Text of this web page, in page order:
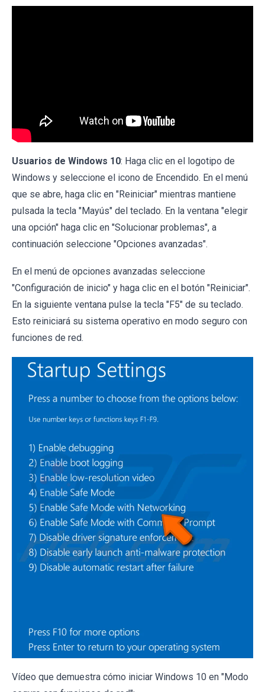
Usuarios de Windows 10: Haga clic en el logotipo de
Windows y seleccione el icono de Encendido. En el menú
que se abre, haga clic en "Reiniciar" mientras mantiene
pulsada la tecla "Mayús" del teclado. En la ventana "elegir
una opción" haga clic en "Solucionar problemas", a
continuación seleccione "Opciones avanzadas".
En el menú de opciones avanzadas seleccione
"Configuración de inicio" y haga clic en el botón "Reiniciar".
En la siguiente ventana pulse la tecla "F5" de su teclado.
Esto reiniciará su sistema operativo en modo seguro con
funciones de red.
Vídeo que demuestra cómo iniciar Windows 10 en "Modo